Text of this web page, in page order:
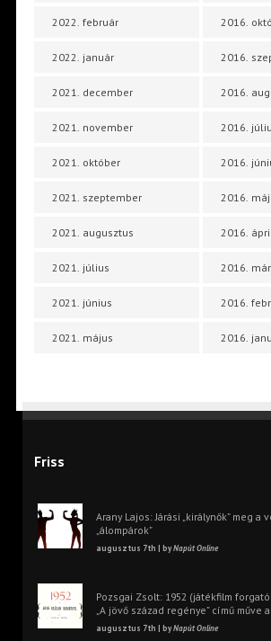
2022. február
2022. január
2021. december
2021. november
2021. október
2021. szeptember
2021. augusztus
2021. július
2021. június
2021. május
2016.
2016.
2016.
2016.
2016.
2016.
2016.
2016.
2016.
2016.
Friss
Arany Lajos: Járási „királynők” meg a
„álompárok”
augusztus 7th | byNapút Online
Pozsgai Zsolt: 1952 (játékfilm
„A jövő század regénye” című műve
augusztus 7th | byNapút Online